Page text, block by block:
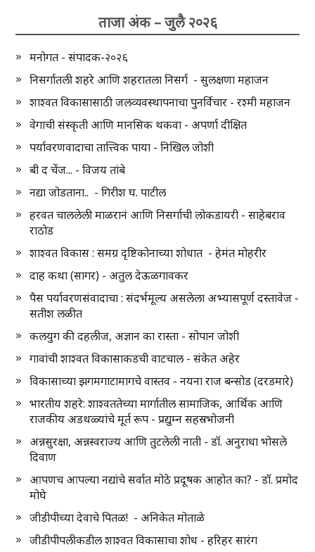
ताजा अंक – जुलै २०२६
मनोगत - संपादक-२०२६
निसर्गातली शहरे आणि शहरातला निसर्ग - सुलक्षणा महाजन
शाश्वत विकासासाठी जलव्यवस्थापनाचा पुनर्विचार - रश्मी महाजन
वेगाची संस्कृती आणि मानसिक थकवा - अपर्णा दीक्षित
पर्यावरणवादाचा तात्त्विक पाया - निखिल जोशी
बी द चेंज... - विजय तांबे
नद्या जोडताना.. - गिरीश घ. पाटील
हरवत चाललेली माळरानं आणि निसर्गाची लोकडायरी - साहेबराव
राठोड
शाश्वत विकास : समग्र दृष्टिकोनाच्या शोधात - हेमंत मोहरीर
दाह कथा (सागर) - अतुल देऊळगावकर
पैस पर्यावरणसंवादाचा : संदर्भमूल्य असलेला अभ्यासपूर्ण दस्तावेज -
सतीश लळीत
कलयुग की दहलीज, अज्ञान का रास्ता - सोपान जोशी
गावांची शाश्वत विकासाकडची वाटचाल - संकेत अहेर
विकासाच्या झगमगाटामागचे वास्तव - नयना राज बन्सोड (दरडमारे)
भारतीय शहरे: शाश्वततेच्या मार्गातील सामाजिक, आर्थिक आणि
राजकीय अडथळ्यांचे मूर्त रूप - प्रद्युम्न सहस्रभोजनी
अन्नसुरक्षा, अन्नस्वराज्य आणि तुटलेली नाती - डॉ. अनुराधा भोसले
दिवाण
आपणच आपल्या नद्यांचे सर्वात मोठे प्रदूषक आहोत का? - डॉ. प्रमोद
मोघे
जीडीपीच्या देवाचे पितळ! - अनिकेत मोताळे
जीडीपीपलीकडील शाश्वत विकासाचा शोध - हरिहर सारंग